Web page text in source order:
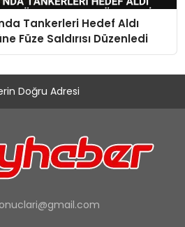
Tankerleri Hedef Aldı
Füze Saldırısı Düzenledi
Doğru Adresi